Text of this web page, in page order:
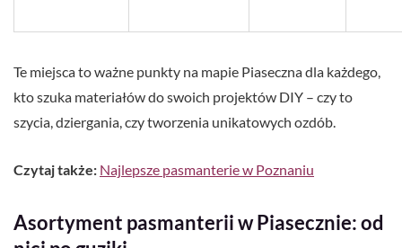
Te miejsca to ważne punkty na mapie Piaseczna dla każdego,
kto szuka materiałów do swoich projektów DIY – czy to
szycia, dziergania, czy tworzenia unikatowych ozdób.
Czytaj także: Najlepsze pasmanterie w Poznaniu
Asortyment pasmanterii w Piasecznie: od